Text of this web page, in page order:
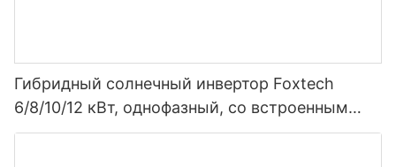
Гибридный солнечный инвертор Foxtech
6/8/10/12 кВт, однофазный, со встроенным
MPPT-контроллером, возможность